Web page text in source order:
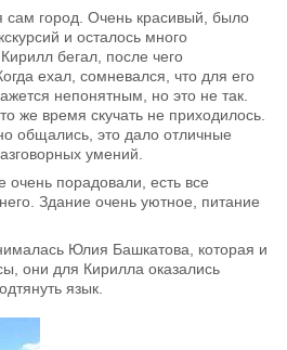
сам город. Очень красивый, было
и осталось много
бегал, после чего
ехал, сомневался, что для его
непонятным, но это не так.
же время скучать не приходилось.
общались, это дало отличные
умений.
очень порадовали, есть все
Здание очень уютное, питание
Юлия Башкатова, которая и
они для Кирилла оказались
язык.